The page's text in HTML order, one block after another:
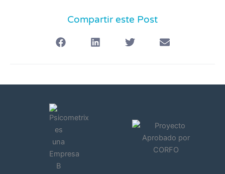
Compartir este Post